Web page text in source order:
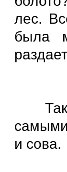
лес.
была
Так
и сова.